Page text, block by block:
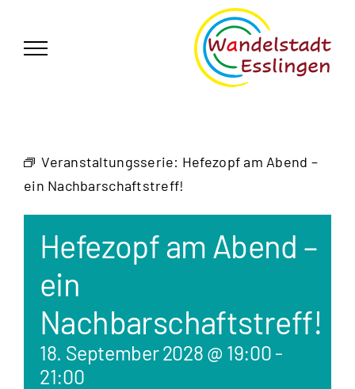
springen
Veranstaltungsserie: Hefezopf am Abend –
ein Nachbarschaftstreff!
Hefezopf am Abend –
ein
Nachbarschaftstreff!
18. September 2028 @ 19:00 -
21:00